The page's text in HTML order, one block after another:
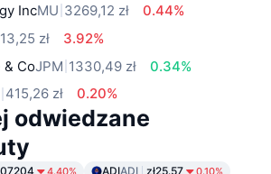
IncMU 3269,12 zł
0.44%
zł
3.92%
& CoJPM 1330,49 zł
0.34%
415,26 zł 0.20%
odwiedzane
ADIADI zł25.57